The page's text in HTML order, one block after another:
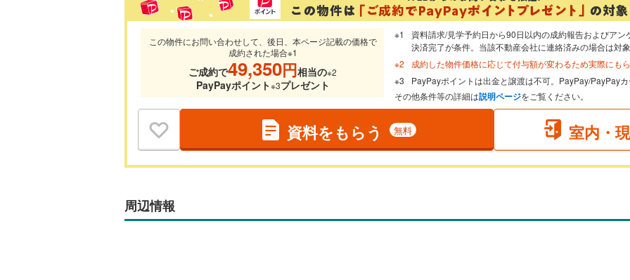
この物件にお問い合わせして、後日、本ページ記載の価格で
成約された場合※1
ご成約で49,350円相当の※2
PayPayポイント※3プレゼント
資料請求/見学予約日から90日以内の成約報告およびア
決済完了が条件。当該不動産会社に連絡済みの場合は対象
成約した物件価格に応じて付与額が変わるため実際にも
PayPayポイントは出金と譲渡は不可。PayPay/PayPayカ
その他条件等の詳細は説明ページをご覧ください。
資料をもらう 無料 室内・
周辺情報